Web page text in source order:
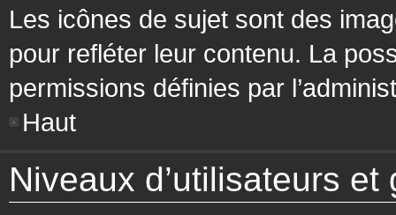
Les icônes de sujet sont des
pour refléter leur contenu. La
permissions définies par
Haut
Niveaux d’utilisateurs et